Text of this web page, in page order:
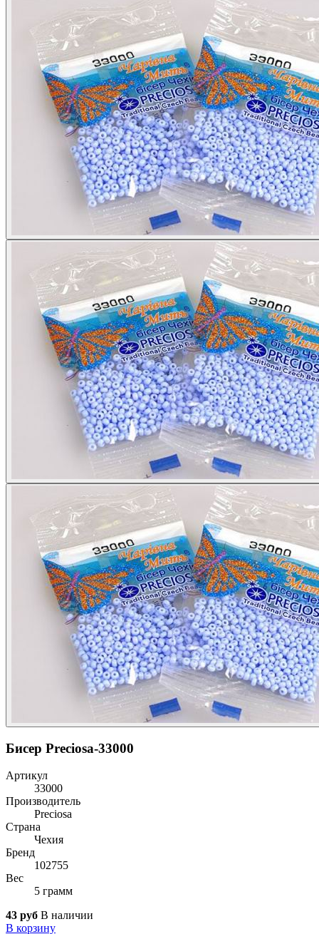
Бисер Preciosa-33000
Артикул
33000
Производитель
Preciosa
Страна
Чехия
Бренд
102755
Вес
5 грамм
43 руб В наличии
В корзину